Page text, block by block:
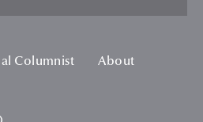
Columnist
About